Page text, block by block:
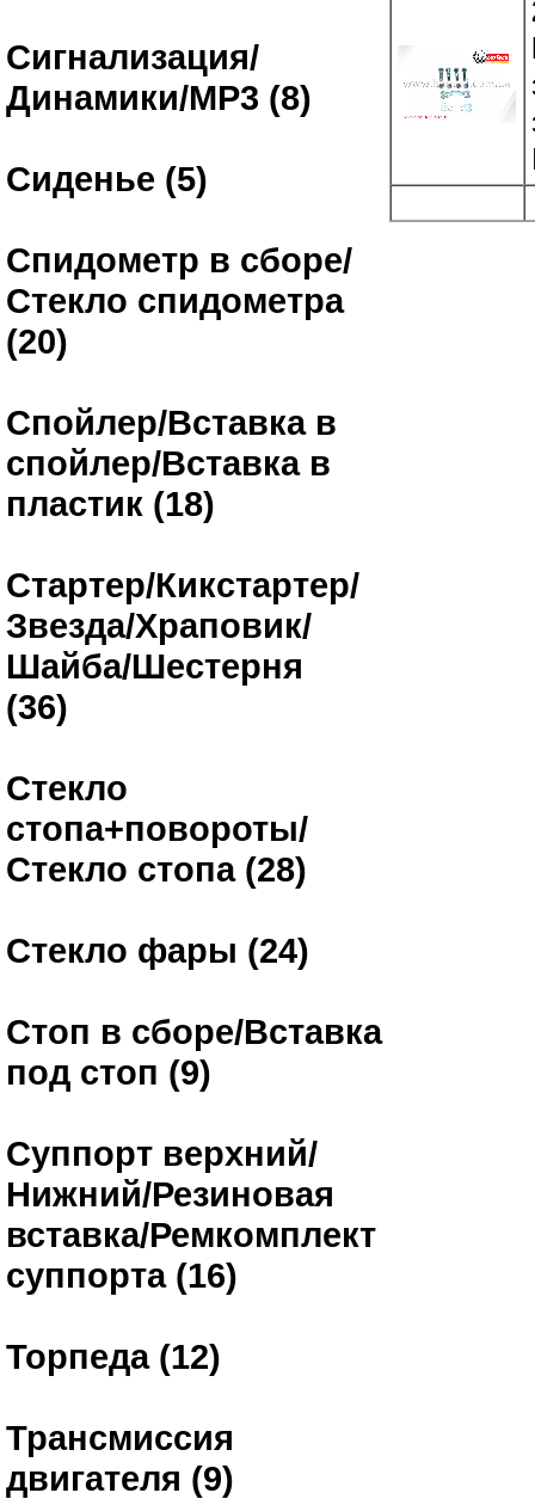
Сигнализация/
Динамики/MP3 (8)
Сиденье (5)
Спидометр в сборе/
Стекло спидометра
(20)
Спойлер/Вставка в
спойлер/Вставка в
пластик (18)
Стартер/Кикстартер/
Звезда/Храповик/
Шайба/Шестерня
(36)
Стекло
стопа+повороты/
Стекло стопа (28)
Стекло фары (24)
Стоп в сборе/Вставка
под стоп (9)
Суппорт верхний/
Нижний/Резиновая
вставка/Ремкомплект
суппорта (16)
Торпеда (12)
Трансмиссия
двигателя (9)